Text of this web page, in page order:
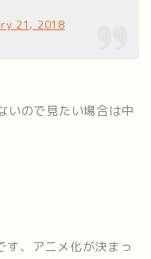
21, 2018
いので見たい場合は中
す、アニメ化が決まっ